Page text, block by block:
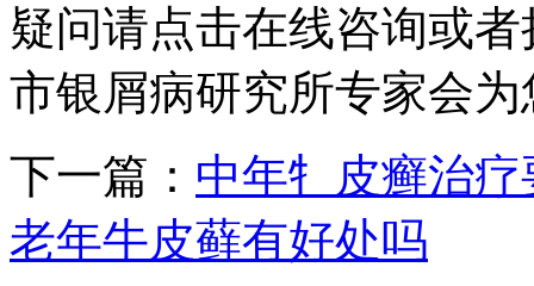
疑问请点击在线咨询或者
市银屑病研究所专家会
下一篇： 中年牜皮癣治
老年牛皮藓有好处吗